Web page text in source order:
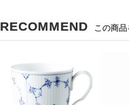
RECOMMEND この商